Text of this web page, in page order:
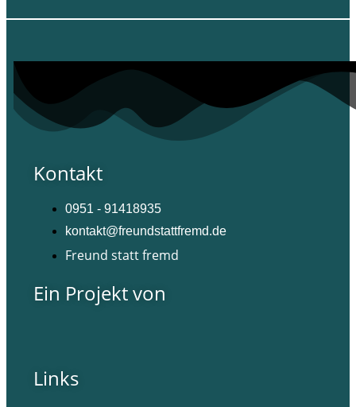
Kontakt
0951 - 91418935
kontakt@freundstattfremd.de
Freund statt fremd
Ein Projekt von
Links